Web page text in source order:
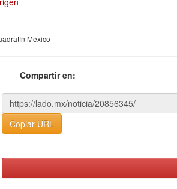
México
Compartir en:
Copiar URL